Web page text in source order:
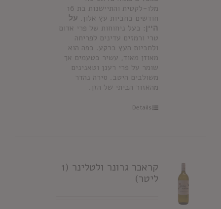
מלו-לקטית והתיישנות בת 16
חודשים בחביות עץ אלון. על
היין: בעל ניחוחות של פרי אדום
טרי ורמזים עדינים לפריחה
ולחביות העץ ברקע. בפה הוא
מאוזן מאוד, עשיר בטעמים אך
שומר על פרי רענן וטאנינים
משולבים היטב. סירה נהדר
מהאזור הביתי של הזן.
Details
קראכר גרונר ולטלינר (1
ליטר)